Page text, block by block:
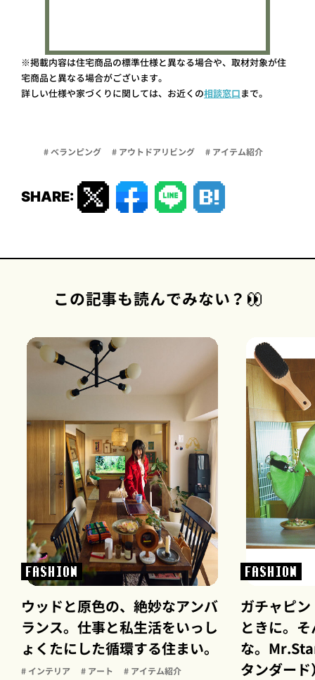
※掲載内容は住宅商品の標準仕様と異なる場合や、取材対象が住
宅商品と異なる場合がございます。
詳しい仕様や家づくりに関しては、お近くの相談窓口まで。
# ベランピング # アウトドアリビング # アイテム紹介
SHARE:
この記事も読んでみない？
FASHION
ウッドと原色の、絶妙なアンバ
ランス。仕事と私生活をいっし
ょくたにした循環する住まい。
# インテリア # アート # アイテム紹介
FASHION
ガチャピ
ときに。
な。
タンダード